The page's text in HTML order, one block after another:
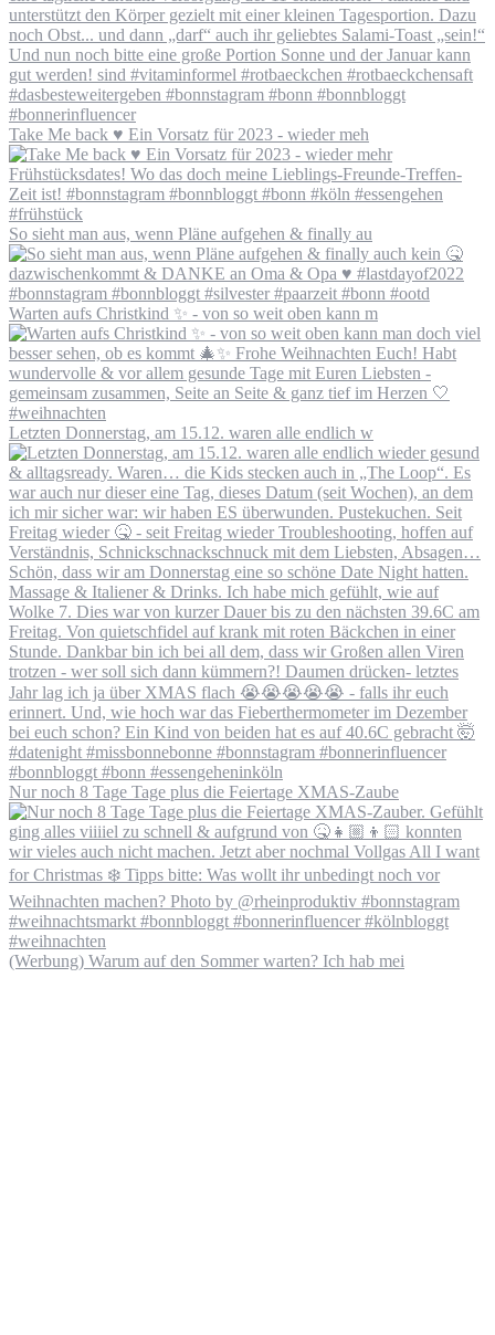
Take Me back ♥️ Ein Vorsatz für 2023 - wieder meh
So sieht man aus, wenn Pläne aufgehen & finally au
Warten aufs Christkind ✨ - von so weit oben kann m
Letzten Donnerstag, am 15.12. waren alle endlich w
Nur noch 8 Tage Tage plus die Feiertage XMAS-Zaube
(Werbung) Warum auf den Sommer warten? Ich hab mei